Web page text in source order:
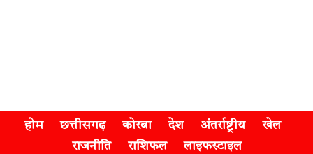
होम छत्तीसगढ़ कोरबा देश अंतर्राष्ट्रीय
खेल
राजनीति
राशिफल लाइफस्टाइल